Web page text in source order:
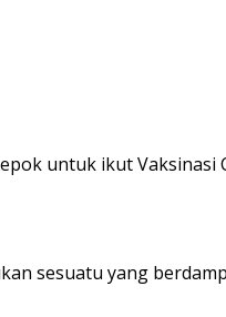
untuk ikut
sesuatu yang